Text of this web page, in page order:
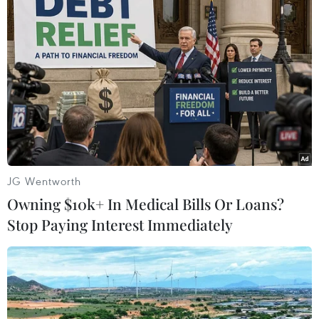
Nhiệt độ thấp nhất từ 25-28 độ C. Nhiệt độ cao
nhất từ 32-35 độ C; có nơi trên 36 độ C./.
(TTXVN/Vietnam+)
JG Wentworth
Owning $10k+ In Medical Bills Or Loans?
Stop Paying Interest Immediately